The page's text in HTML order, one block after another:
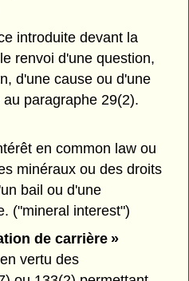
introduite devant la
renvoi d'une question,
d'une cause ou d'une
paragraphe 29(2).
en common law ou
minéraux ou des droits
bail ou d'une
("mineral interest")
de carrière »
vertu des